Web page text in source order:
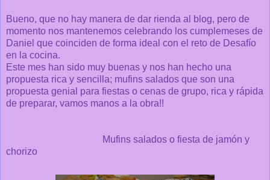
Bueno, que no hay manera de dar rienda al blog, pero de
momento nos mantenemos celebrando los cumplemeses de
Daniel que coinciden de forma ideal con el reto de Desafío
en la cocina.
Este mes han sido muy buenas y nos han hecho una
propuesta rica y sencilla; mufins salados que son una
propuesta genial para fiestas o cenas de grupo, rica y rápida
de preparar, vamos manos a la obra!!
Mufins salados o fiesta de jamón y
chorizo